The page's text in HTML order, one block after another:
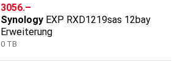
CHF
3056.–
Synology EXP RXD1219sas 12bay
Erweiterung
0 TB